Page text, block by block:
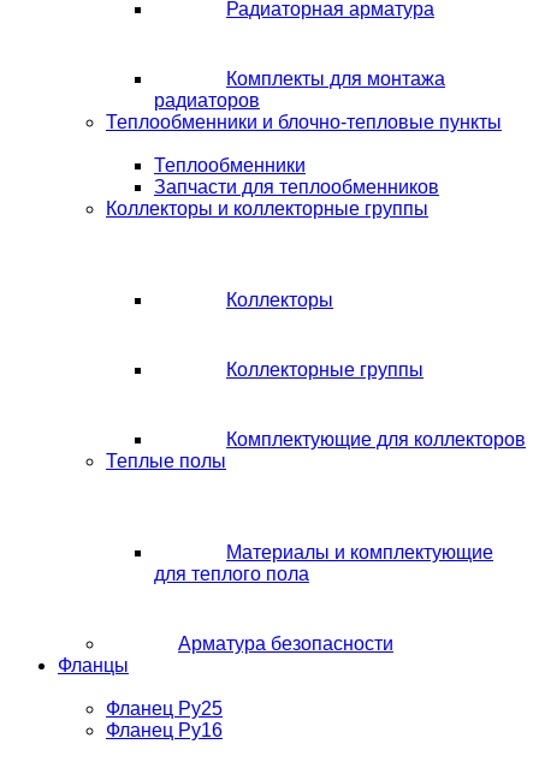
Радиаторная арматура
Комплекты для монтажа
радиаторов
Теплообменники и блочно-тепловые пункты
Теплообменники
Запчасти для теплообменников
Коллекторы и коллекторные группы
Коллекторы
Коллекторные группы
Комплектующие для коллекторов
Теплые полы
Материалы и комплектующие
для теплого пола
Арматура безопасности
Фланцы
Фланец Ру25
Фланец Ру16